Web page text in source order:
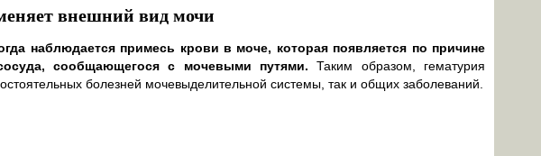
внешний вид мочи
наблюдается примесь крови в моче, которая появляется по причине
сообщающегося с мочевыми путями. Таким образом, гематурия
болезней мочевыделительной системы, так и общих заболеваний.